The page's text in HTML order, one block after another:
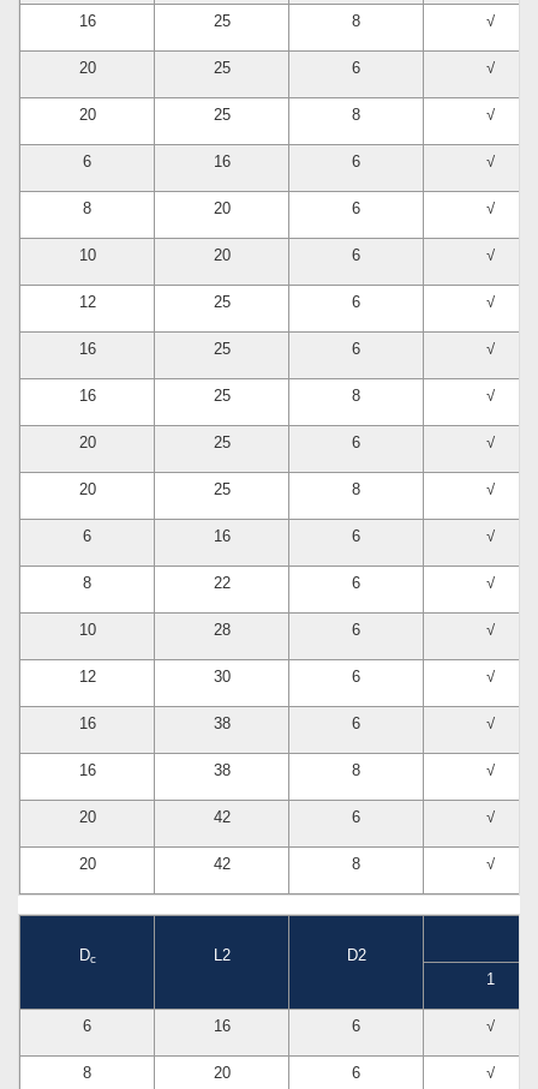
16 25 8 √
20 25 6 √
20 25 8 √
6 16 6 √
8 20 6 √
10 20 6 √
12 25 6 √
16 25 6 √
16 25 8 √
20 25 6 √
20 25 8 √
6 16 6 √
8 22 6 √
10 28 6 √
12 30 6 √
16 38 6 √
16 38 8 √
20 42 6 √
20 42 8 √
Dc L2
D2
1
6 16 6 √
8 20 6 √